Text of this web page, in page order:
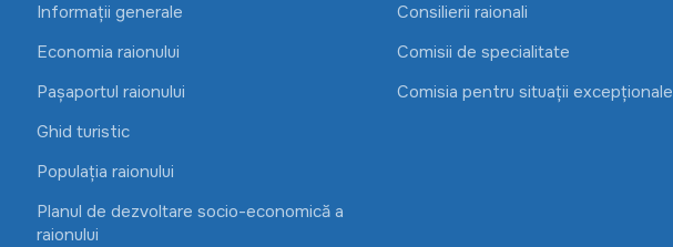
Informații generale
Economia raionului
Pașaportul raionului
Ghid turistic
Populația raionului
Planul de dezvoltare socio-economică a
raionului
Consilierii raionali
Comisii de specialitate
Comisia pentru situații excepționale